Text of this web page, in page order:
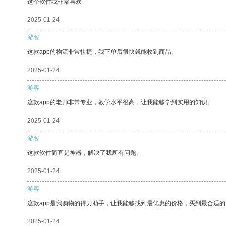
这个软件我非常喜欢
2025-01-24
游客
这款app的物流非常快捷，我下单后很快就能收到商品。
2025-01-24
游客
这款app的老师非常专业，教学水平很高，让我能够学到实用的知识。
2025-01-24
游客
这款软件简直是神器，解决了我所有问题。
2025-01-24
游客
这款app是我购物的得力助手，让我能够找到最优惠的价格，买到最合适
2025-01-24